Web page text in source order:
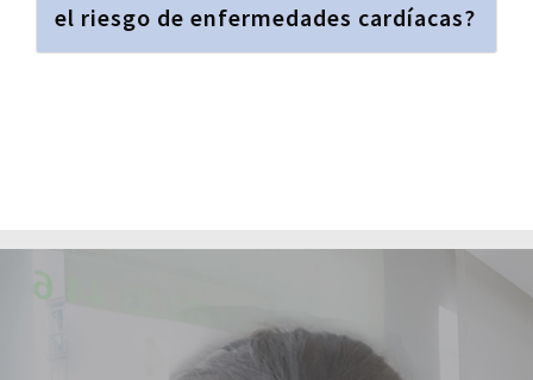
el riesgo de enfermedades cardíacas?